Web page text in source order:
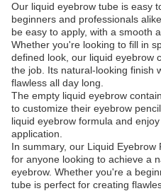
Our liquid eyebrow tube is easy
beginners and professionals
be easy to apply, with a smooth
Whether you're looking to fill in
defined look, our liquid eyebrow
the job. Its natural-looking finish
flawless all day long.
The empty liquid eyebrow
to customize their eyebrow
liquid eyebrow formula and
application.
In summary, our Liquid
for anyone looking to achieve a
eyebrow. Whether you're a
tube is perfect for creating